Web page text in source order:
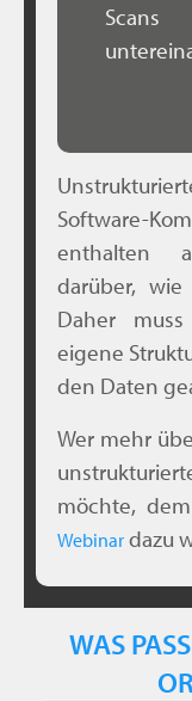
Scans
Software-
enthalten
darüber,
Daher
eigene
den Daten
Wer mehr
möchte,
Webinardazu
WAS